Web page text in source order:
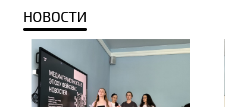
НОВОСТИ